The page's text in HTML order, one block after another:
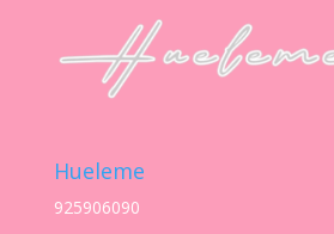
Hueleme
925906090